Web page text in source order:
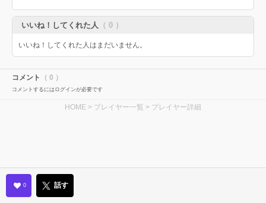
いいね！してくれた人 （ 0 ）
いいね！してくれた人はまだいません。
コメント （ 0 ）
コメントするにはログインが必要です
HOME > プレイヤー一覧 > プレイヤー詳細
0 話す